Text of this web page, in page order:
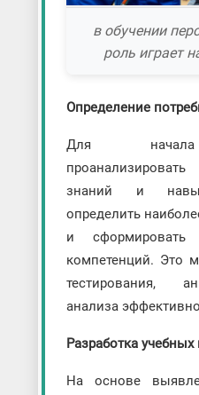
в обучении
роль играет
Определение
Для начала
знаний и
определить
и сформировать
компетенций. Это
тестирования,
анализа
Разработка
На основе